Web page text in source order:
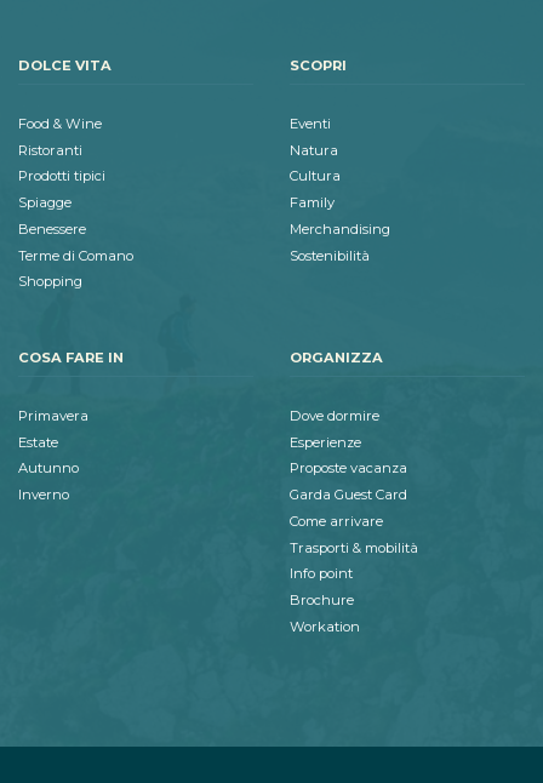
DOLCE VITA
Food & Wine
Ristoranti
Prodotti tipici
Spiagge
Benessere
Terme di Comano
Shopping
SCOPRI
Eventi
Natura
Cultura
Family
Merchandising
Sostenibilità
COSA FARE IN
Primavera
Estate
Autunno
Inverno
ORGANIZZA
Dove dormire
Esperienze
Proposte vacanza
Garda Guest Card
Come arrivare
Trasporti & mobilità
Info point
Brochure
Workation